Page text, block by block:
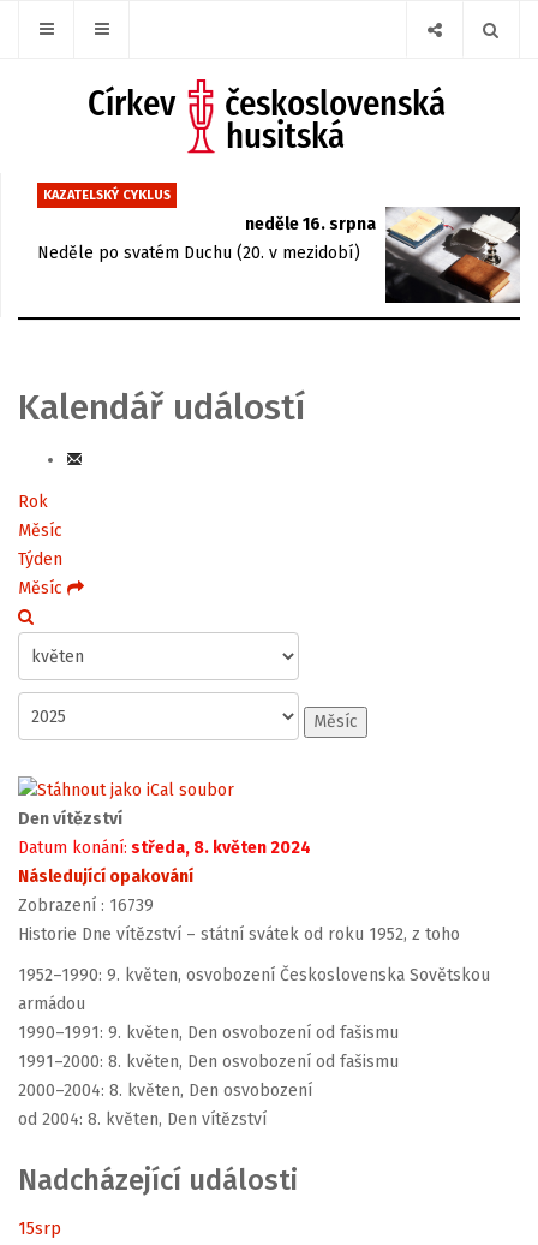
KAZATELSKÝ CYKLUS
neděle 16. srpna
Neděle po svatém Duchu (20. v mezidobí)
Kalendář událostí
Rok
Měsíc
Týden
Měsíc
Měsíc
Den vítězství
Datum konání: středa, 8. květen 2024
Následující opakování
Zobrazení : 16739
Historie Dne vítězství – státní svátek od roku 1952, z toho
1952–1990: 9. květen, osvobození Československa Sovětskou
armádou
1990–1991: 9. květen, Den osvobození od fašismu
1991–2000: 8. květen, Den osvobození od fašismu
2000–2004: 8. květen, Den osvobození
od 2004: 8. květen, Den vítězství
Nadcházející události
15srp